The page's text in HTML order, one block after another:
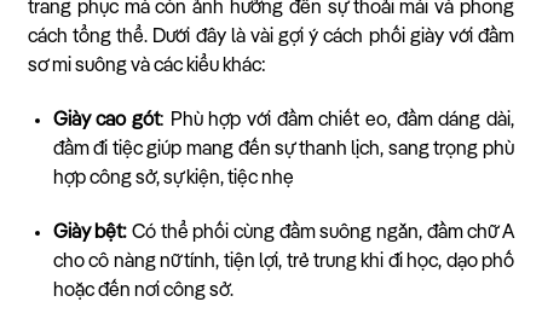
trang phục mà còn ảnh hưởng đến sự thoải mái và phong
cách tổng thể. Dưới đây là vài gợi ý cách phối giày với đầm
sơ mi suông và các kiểu khác:
Giày cao gót: Phù hợp với đầm chiết eo, đầm dáng dài,
đầm đi tiệc giúp mang đến sự thanh lịch, sang trọng phù
hợp công sở, sự kiện, tiệc nhẹ
Giày bệt: Có thể phối cùng đầm suông ngắn, đầm chữ A
cho cô nàng nữ tính, tiện lợi, trẻ trung khi đi học, dạo phố
hoặc đến nơi công sở.